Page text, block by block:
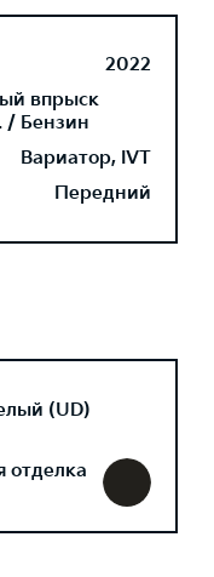
2022
впрыск
/ Бензин
Вариатор, IVT
Передний
(UD)
отделка